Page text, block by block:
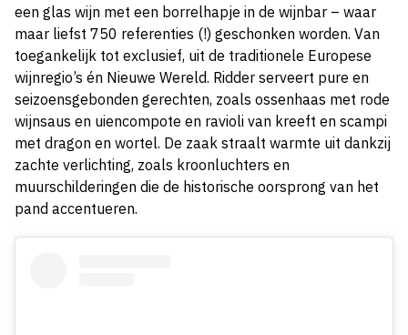
een glas wijn met een borrelhapje in de wijnbar – waar
maar liefst 750 referenties (!) geschonken worden. Van
toegankelijk tot exclusief, uit de traditionele Europese
wijnregio’s én Nieuwe Wereld. Ridder serveert pure en
seizoensgebonden gerechten, zoals ossenhaas met rode
wijnsaus en uiencompote en ravioli van kreeft en scampi
met dragon en wortel. De zaak straalt warmte uit dankzij
zachte verlichting, zoals kroonluchters en
muurschilderingen die de historische oorsprong van het
pand accentueren.